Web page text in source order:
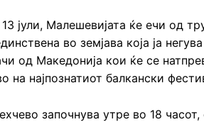
јули, Малешевијата ќе ечи од
во земјава која ја
од Македонија кои ќе се
на најпознатиот балкански
започнува утре во 18